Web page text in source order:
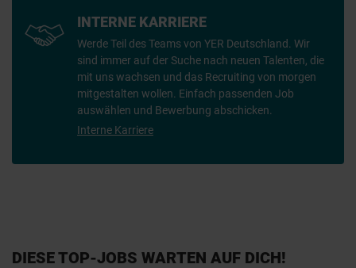
INTERNE KARRIERE
Werde Teil des Teams von YER Deutschland. Wir
sind immer auf der Suche nach neuen Talenten, die
mit uns wachsen und das Recruiting von morgen
mitgestalten wollen. Einfach passenden Job
auswählen und Bewerbung abschicken.
Interne Karriere
DIESE TOP-JOBS WARTEN AUF DICH!